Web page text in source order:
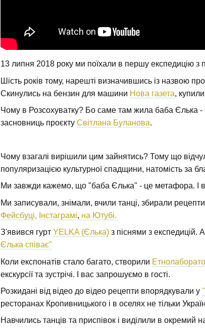
13 липня 2018 року ми поїхали в першу експедицію з
Шість років тому, нарешті визначившись із назвою
Скинулись на бензин для машини Нова газета,
Чому в Розсохуватку? Бо саме там жила баба Єлька -
засновниць проєкту Світлана Буланова.
Чому взагалі вирішили цим зайнятись? Тому що
популяризацією культурної спадщини, натомість за
Ми завжди кажемо, що "баба Єлька" - це метафора. І
Ми записували, знімали, вчили танці, збирали
Фейсбуці, Інстаграмі, на Ютубі.
З'явився гурт YELKA (Єлька) з піснями з експедицій.
Єлька співає"
Коли експонатів стало багато, створили
екскурсії та зустрічі. І вас запрошуємо в гості.
Розкидані від відео до відео рецепти впорядкували у
ресторанах Кропивницького і в оселях не тільки
Навчились танців та приспівок і виділили в окремий